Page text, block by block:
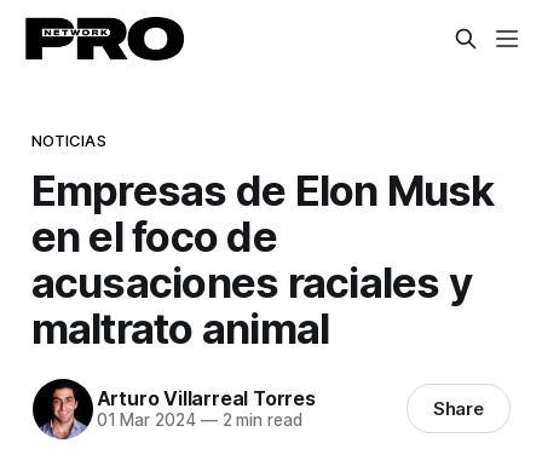
NOTICIAS
Empresas de Elon Musk
en el foco de
acusaciones raciales y
maltrato animal
Arturo Villarreal Torres
01 Mar 2024 —2 min read Share